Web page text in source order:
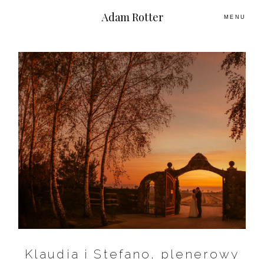
Adam Rotter MENU
Klaudia i Stefano, plenerowy
O MNIE
PLENERY
ŚLUBNE HISTORIE
KONTAKT